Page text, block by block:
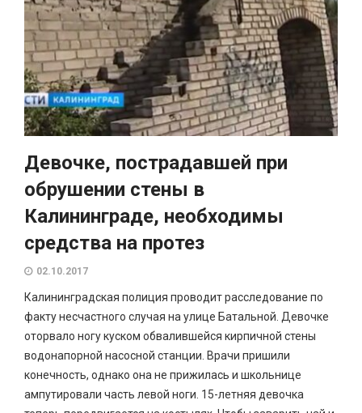
Девочке, пострадавшей при
обрушении стены в
Калининграде, необходимы
средства на протез
02.10.2017
Калининградская полиция проводит расследование по
факту несчастного случая на улице Батальной. Девочке
оторвало ногу куском обвалившейся кирпичной стены
водонапорной насосной станции. Врачи пришили
конечность, однако она не прижилась и школьнице
ампутировали часть левой ноги. 15-летняя девочка